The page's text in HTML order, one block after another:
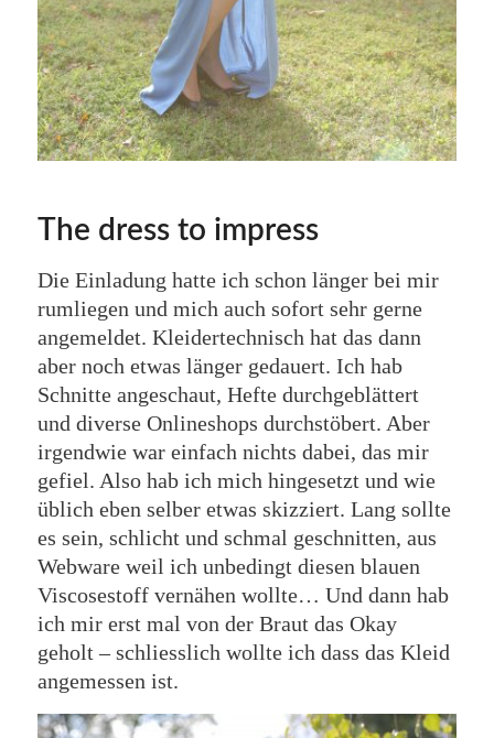
The dress to impress
Die Einladung hatte ich schon länger bei mir
rumliegen und mich auch sofort sehr gerne
angemeldet. Kleidertechnisch hat das dann
aber noch etwas länger gedauert. Ich hab
Schnitte angeschaut, Hefte durchgeblättert
und diverse Onlineshops durchstöbert. Aber
irgendwie war einfach nichts dabei, das mir
gefiel. Also hab ich mich hingesetzt und wie
üblich eben selber etwas skizziert. Lang sollte
es sein, schlicht und schmal geschnitten, aus
Webware weil ich unbedingt diesen blauen
Viscosestoff vernähen wollte… Und dann hab
ich mir erst mal von der Braut das Okay
geholt – schliesslich wollte ich dass das Kleid
angemessen ist.